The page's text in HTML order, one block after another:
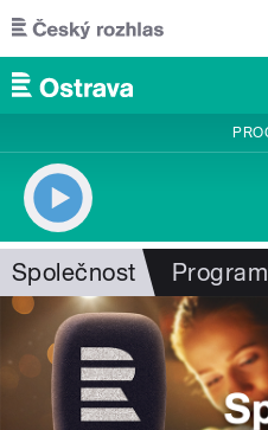
Přejít k hlavnímu obsahu
Společnost Program